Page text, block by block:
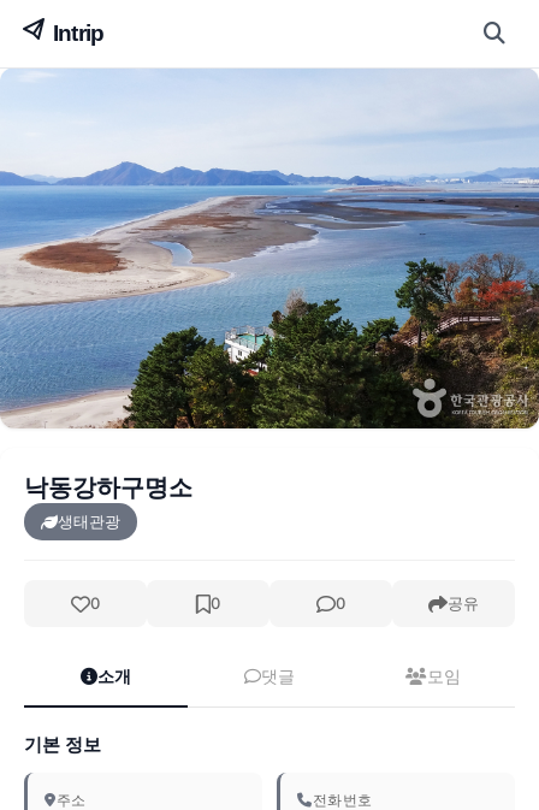
낙동강하구명소
생태관광
0 0 0 공유
소개 댓글 모임
기본 정보
주소 전화번호